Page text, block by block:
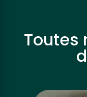
Toutes